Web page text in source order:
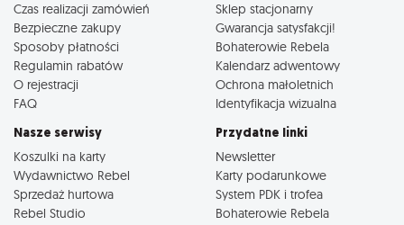
Czas realizacji zamówień
Bezpieczne zakupy
Sposoby płatności
Regulamin rabatów
O rejestracji
FAQ
Sklep stacjonarny
Gwarancja satysfakcji!
Bohaterowie Rebela
Kalendarz adwentowy
Ochrona małoletnich
Identyfikacja wizualna
Nasze serwisy
Koszulki na karty
Wydawnictwo Rebel
Sprzedaż hurtowa
Rebel Studio
Przydatne linki
Newsletter
Karty podarunkowe
System PDK i trofea
Bohaterowie Rebela